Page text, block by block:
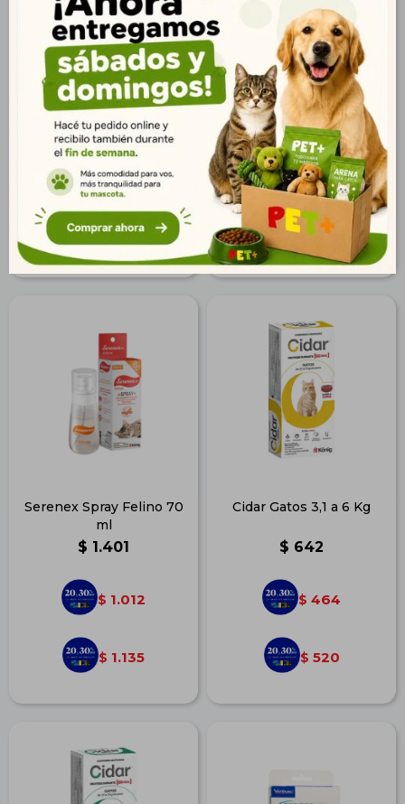
Pipeta Shooter Forte
Gatos - 4 Kg
$ 184
$ 133
$ 149
Serenex Difusor Felino
$ 1.798
$ 1.299
$ 1.456
Serenex Spray Felino 70
ml
$ 1.401
$ 1.012
$ 1.135
Cidar Gatos 3,1 a 6 Kg
$ 642
$ 464
$ 520